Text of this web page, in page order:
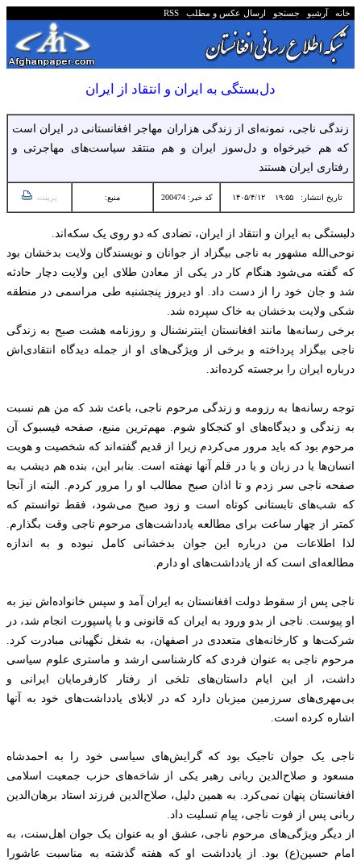
خانه آرشیو جستجو ارسال عکس و مطلب RSS
دل‌بستگی به ایران و انتقاد از ایران
زندگی ناجی، نمونه‌ای از زندگی هزاران مهاجر افغانستانی در ایران است
که هم خیرخواه و دل‌سوز ایران و هم منتقد سیاست‌های مهاجرتی و
رفتاری ایران هستند
تاریخ انتشار:۱۹:۵۵ ۱۴۰۵/۴/۱۲ کد خبر: 200474 منبع: پرینت
دلبستگی به ایران و انتقاد از ایران، تضادی که دو روی یک سکه‌اند.
نوحی‌الله مشهور به ناجی بیگزاد از جوانان و نویسندگان ولایت بدخشان بود
که گفته می‌شود هنگام کار در یکی از معادن طلای این ولایت دچار حادثه
شد و جان خود را از دست داد. او دیروز پنجشنبه طی مراسمی در منطقه
شکی ولایت بدخشان به خاک سپرده شد.
برخی رسانه‌ها مانند افغانستان اینترنشنال و روزنامه هشت صبح به زندگی
ناجی بیگزاد پرداخته و برخی از ویژگی‌های او از جمله دیدگاه انتقادی‌اش
درباره ایران را برجسته کرده‌اند.
توجه رسانه‌ها به رزومه و زندگی مرحوم ناجی، باعث شد که من هم نسبت
به زندگی و دیدگاه‌های او کنجکاو شوم. مهم‌ترین منبع، صفحه فیسبوک آن
مرحوم بود که باید مرور می‌کردم زیرا از قدیم گفته‌اند که شخصیت و هویت
انسان‌ها یا در زبان و یا در قلم آنها نهفته است. بنابر این، بنده هم دیشب به
صفحه ناجی سر زدم و تا اذان صبح مطالب او را مرور کردم. البته از آنجا
که شب‌های تابستانی کوتاه است و زود صبح می‌شود، فقط توانستم که
کمتر از چهار ساعت برای مطالعه یادداشت‌های مرحوم ناجی وقت بگذارم.
لذا اطلاعات من درباره این جوان بدخشانی کامل نبوده و به اندازه
مطالعه‌ای است که از یادداشت‌های او دارم.
ناجی پس از سقوط دولت افغانستان به ایران آمد و سپس خانواده‌اش نیز به
او پیوست. ناجی از بدو ورود به ایران که قانونی و با پاسپورت انجام شد، در
شرکت‌ها و کارخانه‌های متعددی در اصفهان، به شغل نگهبانی مبادرت کرد.
مرحوم ناجی به عنوان فردی که کارشناسی ارشد و ماستری علوم سیاسی
داشت، از این ایام داستان‌های تلخی از رفتار کارفرمایان ایرانی و
بی‌مهری‌های سرزمین میزبان دارد که در لابلای یادداشت‌های خود به آنها
اشاره کرده است.
ناجی یک جوان تاجیک بود که گرایش‌های سیاسی خود را به احمدشاه
مسعود و صلاح‌الدین ربانی رهبر یکی از شاخه‌های حزب جمعیت اسلامی
افغانستان پنهان نمی‌کرد. به همین دلیل، صلاح‌الدین فرزند استاد برهان‌الدین
ربانی پس از فوت ناجی، پیام تسلیت داد.
از دیگر ویژگی‌های مرحوم ناجی، عشق او به عنوان یک جوان اهل‌سنت، به
امام حسین(ع) بود. از یادداشت او که هفته گذشته به مناسبت عاشورا